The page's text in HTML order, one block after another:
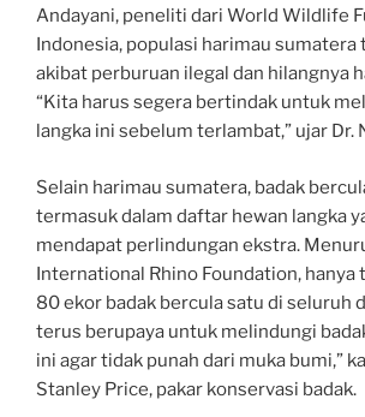
Andayani, peneliti dari World Wildlife
Indonesia, populasi harimau
akibat perburuan ilegal dan hilangnya
“Kita harus segera bertindak untuk
langka ini sebelum terlambat,” ujar Dr.
Selain harimau sumatera, badak
termasuk dalam daftar hewan langka
mendapat perlindungan ekstra.
International Rhino Foundation, hanya
80 ekor badak bercula satu di seluruh
terus berupaya untuk melindungi
ini agar tidak punah dari muka bumi,”
Stanley Price, pakar konservasi badak.